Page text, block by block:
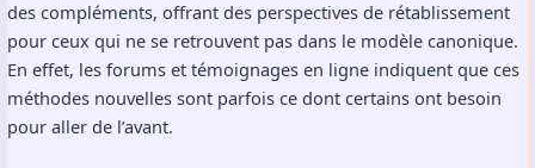
Les critiques auraient tout intérêt à jeter un regard plus
approfondi sur les bénéfices que ces pratiques offrent en
termes de participation communautaire, de réduction de
l’anxiété et de réhabilitation des relations humaines. Plutôt que
de les voir comme des substitutions dangereuses à des